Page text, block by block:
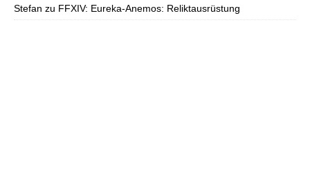
Stefan zu FFXIV: Eureka-Anemos: Reliktausrüstung